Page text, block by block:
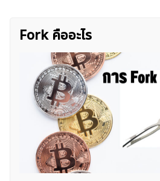
Fork คืออะไร